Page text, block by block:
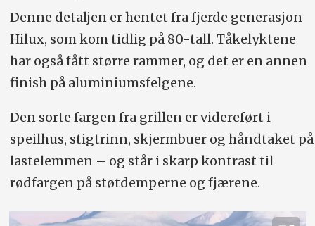
Denne detaljen er hentet fra fjerde generasjon
Hilux, som kom tidlig på 80-tall. Tåkelyktene
har også fått større rammer, og det er en annen
finish på aluminiumsfelgene.
Den sorte fargen fra grillen er videreført i
speilhus, stigtrinn, skjermbuer og håndtaket på
lastelemmen – og står i skarp kontrast til
rødfargen på støtdemperne og fjærene.